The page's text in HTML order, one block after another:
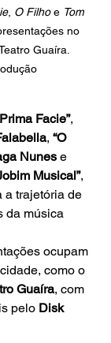
, O Filho e Tom
no
Guaíra.
Facie”,
, “O
Nunes e
Musical”,
a trajetória de
da música
ocupam
como o
Guaíra, com
pelo Disk